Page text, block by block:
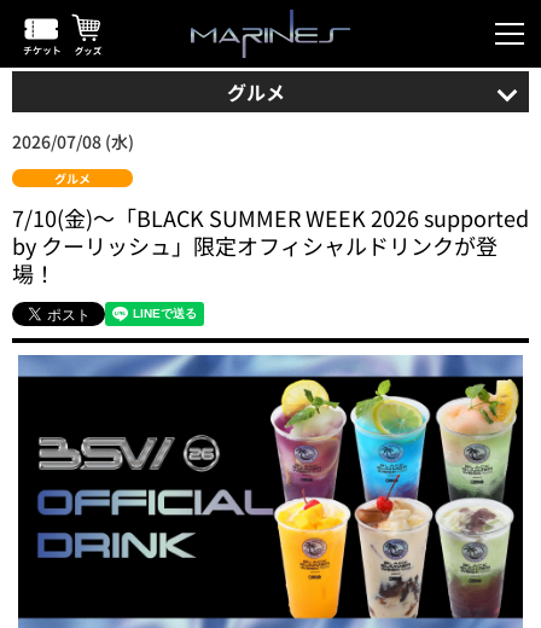
グルメ
2026/07/08 (水)
グルメ
7/10(金)～「BLACK SUMMER WEEK 2026 supported
by クーリッシュ」限定オフィシャルドリンクが登
場！